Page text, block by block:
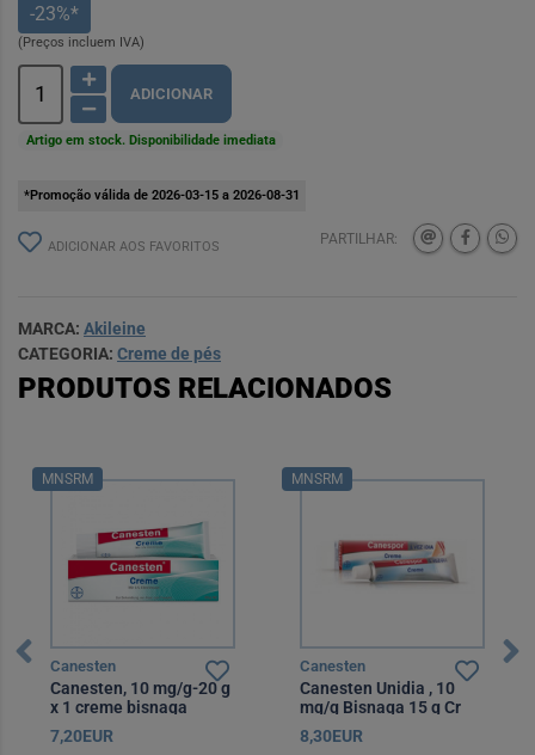
-23%*
(Preços incluem IVA)
ADICIONAR
Artigo em stock. Disponibilidade imediata
*Promoção válida de 2026-03-15 a 2026-08-31
ADICIONAR AOS FAVORITOS PARTILHAR:
MARCA: Akileine
CATEGORIA: Creme de pés
PRODUTOS RELACIONADOS
MNSRM
Canesten
Canesten, 10 mg/g-20 g
x 1 creme bisnaga
7,20EUR
MNSRM
Canesten
Canesten Unidia , 10
mg/g Bisnaga 15 g Cr
8,30EUR